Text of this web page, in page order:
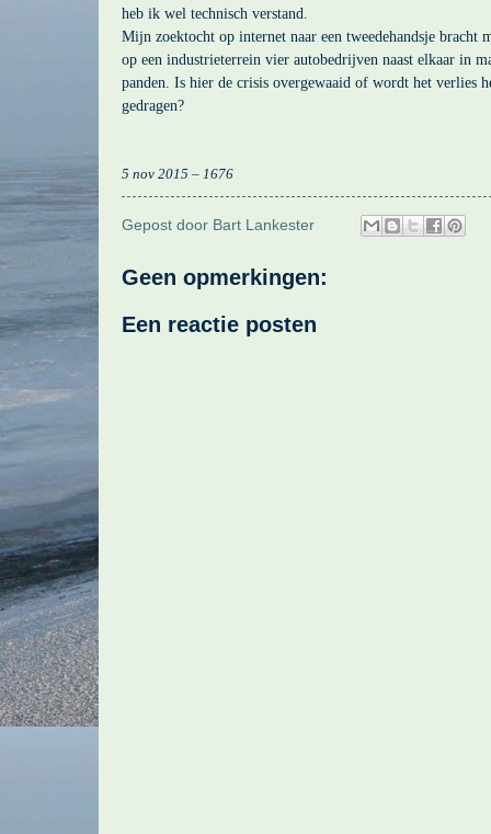
heb ik wel technisch verstand.
Mijn zoektocht op internet naar een tweedehandsje bracht
op een industrieterrein vier autobedrijven naast elkaar in
panden. Is hier de crisis overgewaaid of wordt het verlies
gedragen?
5 nov 2015 – 1676
Gepost door Bart Lankester
Geen opmerkingen:
Een reactie posten